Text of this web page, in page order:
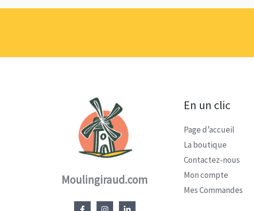
Moulingiraud.com
En un clic
Page d’accueil
La boutique
Contactez-nous
Mon compte
Mes Commandes